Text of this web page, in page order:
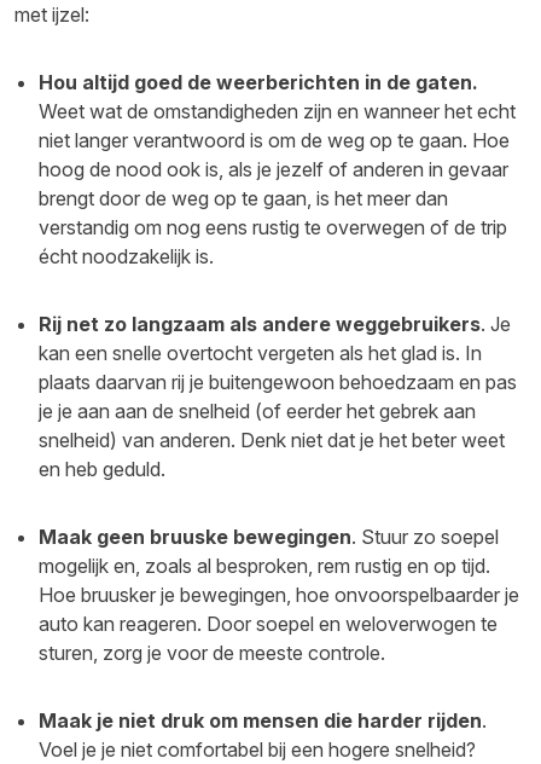
met ijzel:
Hou altijd goed de weerberichten in de gaten.
Weet wat de omstandigheden zijn en wanneer het echt
niet langer verantwoord is om de weg op te gaan. Hoe
hoog de nood ook is, als je jezelf of anderen in gevaar
brengt door de weg op te gaan, is het meer dan
verstandig om nog eens rustig te overwegen of de trip
écht noodzakelijk is.
Rij net zo langzaam als andere weggebruikers. Je
kan een snelle overtocht vergeten als het glad is. In
plaats daarvan rij je buitengewoon behoedzaam en pas
je je aan aan de snelheid (of eerder het gebrek aan
snelheid) van anderen. Denk niet dat je het beter weet
en heb geduld.
Maak geen bruuske bewegingen. Stuur zo soepel
mogelijk en, zoals al besproken, rem rustig en op tijd.
Hoe bruusker je bewegingen, hoe onvoorspelbaarder je
auto kan reageren. Door soepel en weloverwogen te
sturen, zorg je voor de meeste controle.
Maak je niet druk om mensen die harder rijden.
Voel je je niet comfortabel bij een hogere snelheid?